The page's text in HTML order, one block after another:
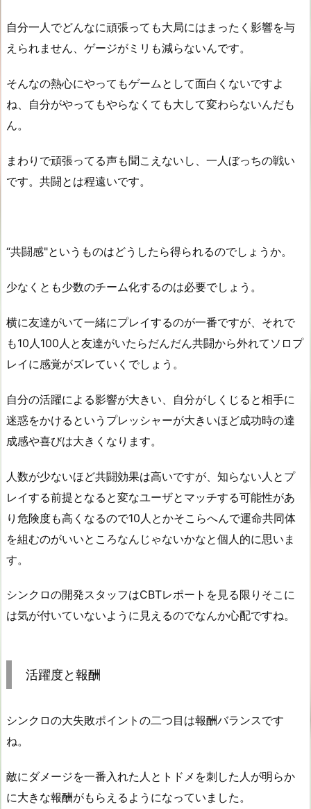
自分一人でどんなに頑張っても大局にはまったく影響を与
えられません、ゲージがミリも減らないんです。
そんなの熱心にやってもゲームとして面白くないですよ
ね、自分がやってもやらなくても大して変わらないんだも
ん。
まわりで頑張ってる声も聞こえないし、一人ぼっちの戦い
です。共闘とは程遠いです。
“共闘感"というものはどうしたら得られるのでしょうか。
少なくとも少数のチーム化するのは必要でしょう。
横に友達がいて一緒にプレイするのが一番ですが、それで
も10人100人と友達がいたらだんだん共闘から外れてソロプ
レイに感覚がズレていくでしょう。
自分の活躍による影響が大きい、自分がしくじると相手に
迷惑をかけるというプレッシャーが大きいほど成功時の達
成感や喜びは大きくなります。
人数が少ないほど共闘効果は高いですが、知らない人とプ
レイする前提となると変なユーザとマッチする可能性があ
り危険度も高くなるので10人とかそこらへんで運命共同体
を組むのがいいところなんじゃないかなと個人的に思いま
す。
シンクロの開発スタッフはCBTレポートを見る限りそこに
は気が付いていないように見えるのでなんか心配ですね。
活躍度と報酬
シンクロの大失敗ポイントの二つ目は報酬バランスです
ね。
敵にダメージを一番入れた人とトドメを刺した人が明らか
に大きな報酬がもらえるようになっていました。